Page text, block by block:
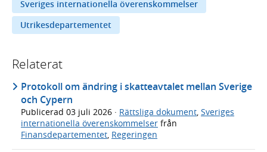
Sveriges internationella överenskommelser
Utrikesdepartementet
Relaterat
Protokoll om ändring i skatteavtalet mellan Sverige
och Cypern
Publicerad 03 juli 2026 · Rättsliga dokument Sveriges
internationella överenskommelser från
Finansdepartementet Regeringen